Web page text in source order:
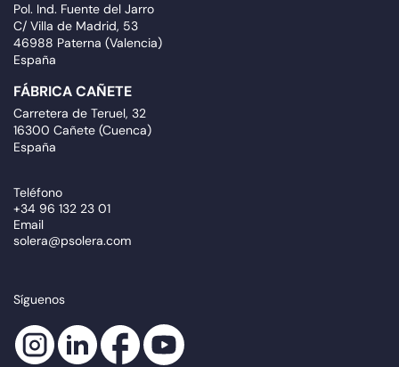
Pol. Ind. Fuente del Jarro
C/ Villa de Madrid, 53
46988 Paterna (Valencia)
España
FÁBRICA CAÑETE
Carretera de Teruel, 32
16300 Cañete (Cuenca)
España
Teléfono
+34 96 132 23 01
Email
solera@psolera.com
Síguenos